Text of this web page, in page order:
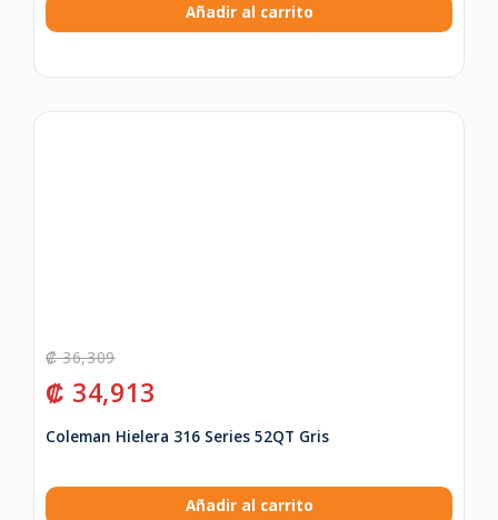
Añadir al carrito
₡36,309
₡ 34,913
Coleman Hielera 316 Series 52QT Gris
Añadir al carrito